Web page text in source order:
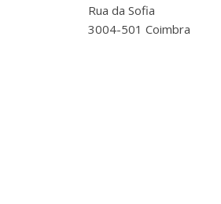
Rua da Sofia
3004-501 Coimbra